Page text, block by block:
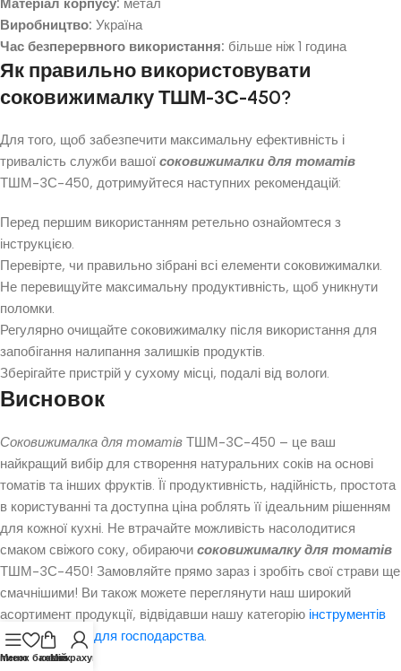
Матеріал корпусу: метал
Виробництво: Україна
Час безперервного використання: більше ніж 1 година
Як правильно використовувати
соковижималку ТШМ-3С-450?
Для того, щоб забезпечити максимальну ефективність і
тривалість служби вашої соковижималки для томатів
ТШМ-3С-450, дотримуйтеся наступних рекомендацій:
Перед першим використанням ретельно ознайомтеся з
інструкцією.
Перевірте, чи правильно зібрані всі елементи соковижималки.
Не перевищуйте максимальну продуктивність, щоб уникнути
поломки.
Регулярно очищайте соковижималку після використання для
запобігання налипання залишків продуктів.
Зберігайте пристрій у сухому місці, подалі від вологи.
Висновок
Соковижималка для томатів ТШМ-3С-450 – це ваш
найкращий вибір для створення натуральних соків на основі
томатів та інших фруктів. Її продуктивність, надійність, простота
в користуванні та доступна ціна роблять її ідеальним рішенням
для кожної кухні. Не втрачайте можливість насолодитися
смаком свіжого соку, обираючи соковижималку для томатів
ТШМ-3С-450! Замовляйте прямо зараз і зробіть свої страви ще
смачнішими! Ви також можете переглянути наш широкий
асортимент продукції, відвідавши нашу категорію інструментів
та обладнання для господарства.
Меню бажань
кошик
Мій рахунок